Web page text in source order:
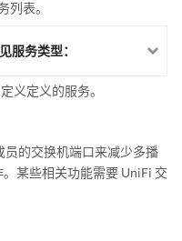
列表。
服务类型：
义定义的服务。
的交换机端口来减少多播
某些相关功能需要 UniFi 交